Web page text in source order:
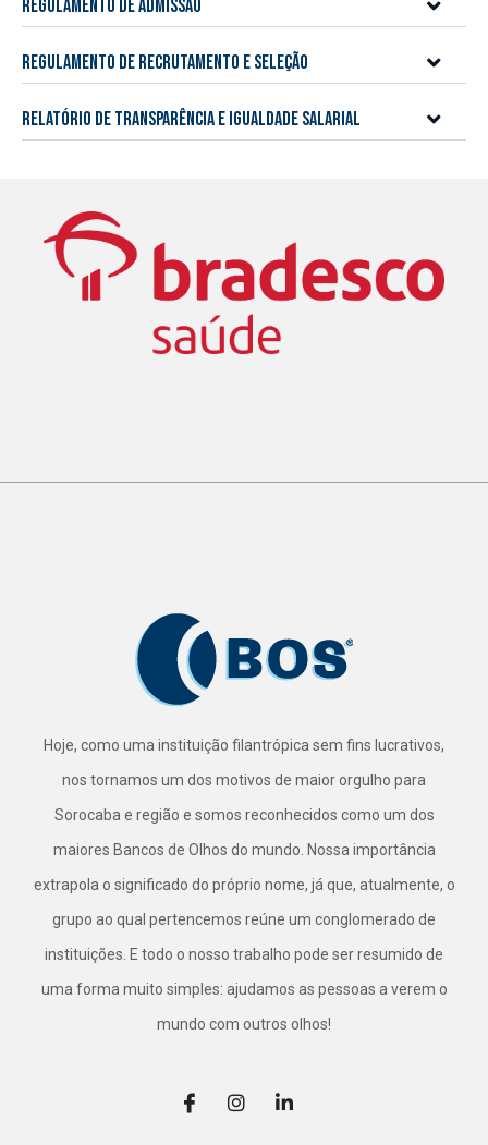
Regulamento de Admissão
Regulamento de Recrutamento e Seleção
Relatório de Transparência e Igualdade Salarial
Hoje, como uma instituição filantrópica sem fins lucrativos,
nos tornamos um dos motivos de maior orgulho para
Sorocaba e região e somos reconhecidos como um dos
maiores Bancos de Olhos do mundo. Nossa importância
extrapola o significado do próprio nome, já que, atualmente, o
grupo ao qual pertencemos reúne um conglomerado de
instituições. E todo o nosso trabalho pode ser resumido de
uma forma muito simples: ajudamos as pessoas a verem o
mundo com outros olhos!